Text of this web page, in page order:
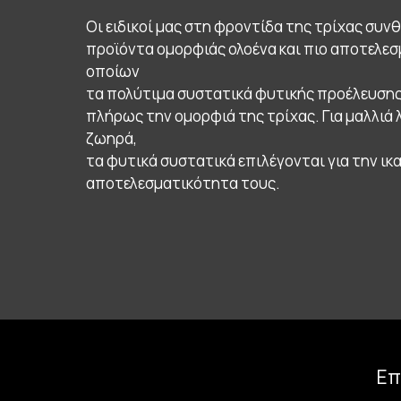
Οι ειδικοί μας στη φροντίδα της τρίχας
προϊόντα ομορφιάς ολοένα και πιο
οποίων
τα πολύτιμα συστατικά φυτικής
πλήρως την ομορφιά της τρίχας. Για μαλλιά
ζωηρά,
τα φυτικά συστατικά επιλέγονται για την
αποτελεσματικότητα τους.